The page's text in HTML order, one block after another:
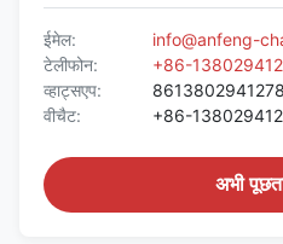
ईमेल:
info@anfeng-
टेलीफोन:
+86-
व्हाट्सएप:
8613802941278
वीचैट:
+86-
अभी